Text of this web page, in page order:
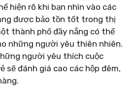
hiện rõ khi bạn nhìn vào các
được bảo tồn tốt trong thị
thành phố đầy nắng có thể
những người yêu thiên nhiên.
người yêu thích cuộc
sẽ đánh giá cao các hộp đêm,